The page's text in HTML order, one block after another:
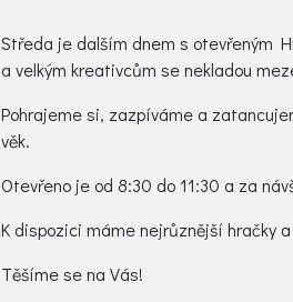
Středa je dalším dnem s otevřeným
a velkým kreativcům se nekladou
Pohrajeme si, zazpíváme a
věk.
Otevřeno je od 8:30 do 11:30 a za
K dispozici máme nejrůznější hračky
Těšíme se na Vás!